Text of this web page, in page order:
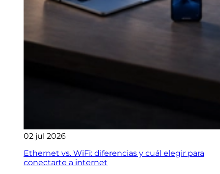
02 jul 2026
Ethernet vs. WiFi: diferencias y cuál elegir para
conectarte a internet